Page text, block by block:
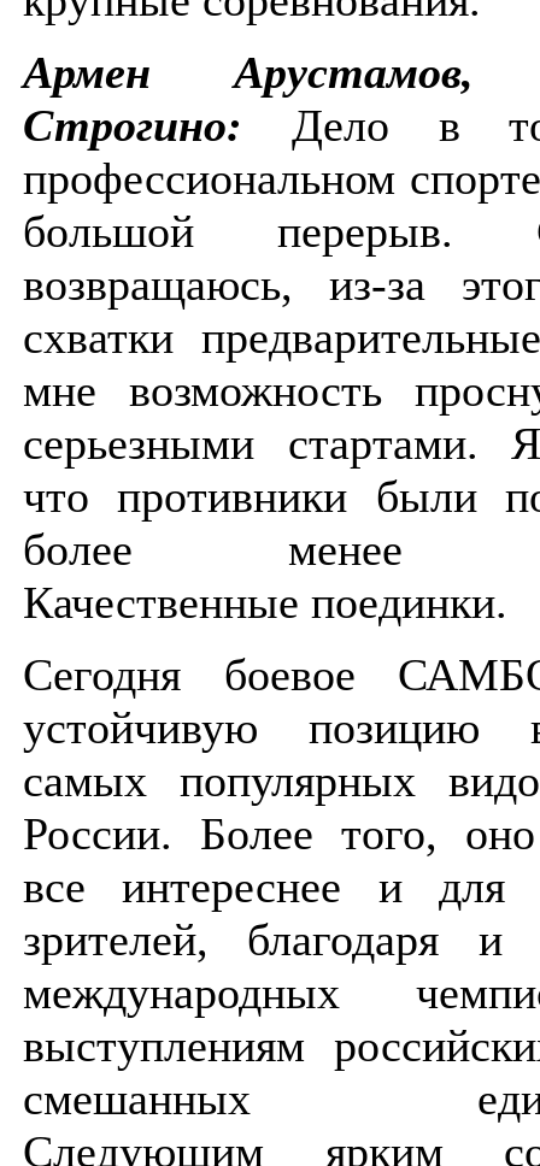
Армен Арустамов,
Строгино: Дело в
профессиональном
большой перерыв.
возвращаюсь, из-за
схватки
мне возможность
серьезными стартами.
что противники были
более менее
Качественные поединки.
Сегодня боевое
устойчивую позицию
самых популярных
России. Более того, оно
все интереснее и для
зрителей, благодаря и
международных
выступлениям
смешанных
Следующим ярким